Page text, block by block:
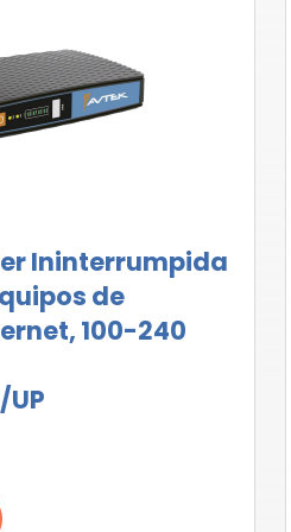
Ininterrumpida
de
100-240
UP